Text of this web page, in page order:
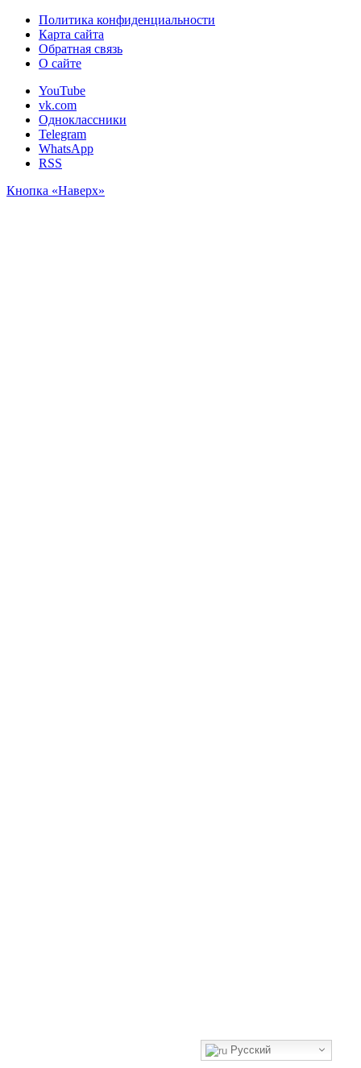
Политика конфиденциальности
Карта сайта
Обратная связь
О сайте
YouTube
vk.com
Одноклассники
Telegram
WhatsApp
RSS
Кнопка «Наверх»
Русский